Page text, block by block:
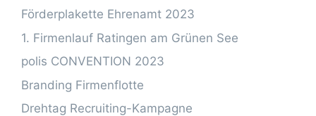
Förderplakette Ehrenamt 2023
1. Firmenlauf Ratingen am Grünen See
polis CONVENTION 2023
Branding Firmenflotte
Drehtag Recruiting-Kampagne